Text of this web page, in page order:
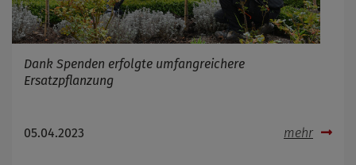
Dank Spenden erfolgte umfangreichere
Ersatzpflanzung
05.04.2023 mehr